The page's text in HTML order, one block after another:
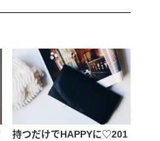
持つだけでHAPPYに♡201